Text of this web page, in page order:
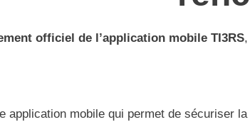
officiel de l’application mobile TI3RS
application mobile qui permet de sécuriser